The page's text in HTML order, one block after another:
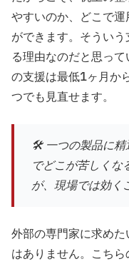
やすいのか、どこで
ができます。そうい
る理由なのだと思っ
の支援は最低1ヶ月か
つでも見直せます。
🛠️ 一つの製品に精
でどこが苦しくな
が、現場では効く
外部の専門家に求め
はありません。こち